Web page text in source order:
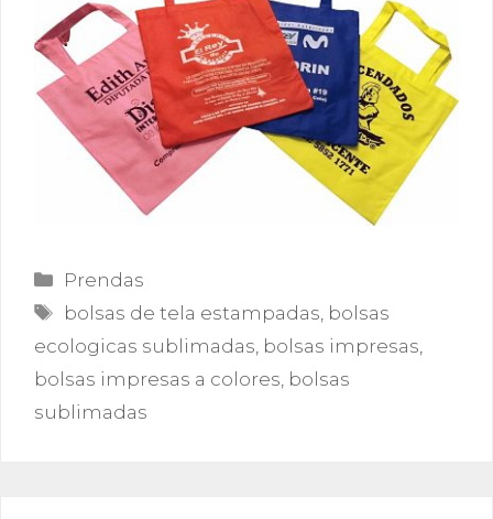
Categorías
Prendas
Etiquetas
bolsas de tela estampadas bolsas
ecologicas sublimadas bolsas impresas
bolsas impresas a colores bolsas
sublimadas